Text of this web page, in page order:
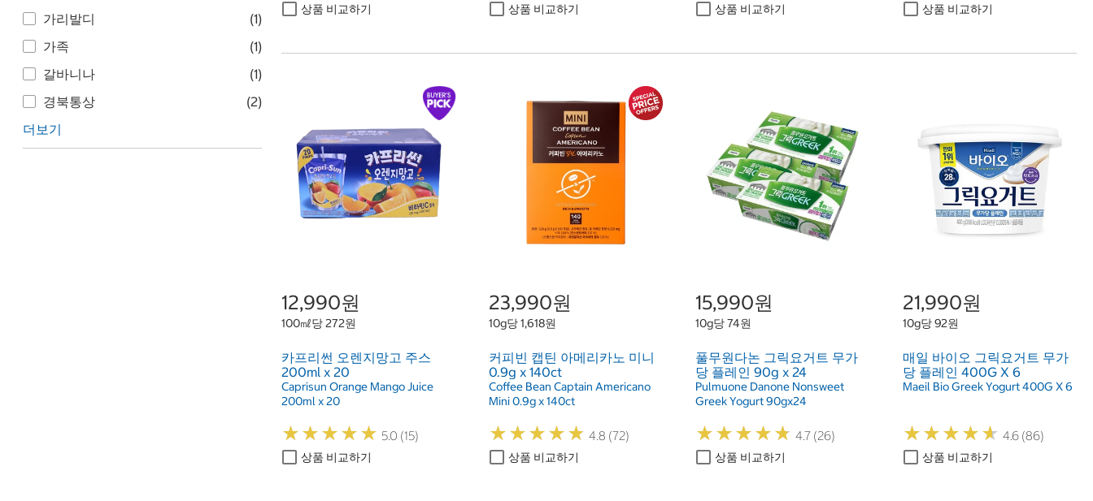
가리발디
(1)
가족
(1)
갈바니나
(1)
경북통상
(2)
더보기
상품 비교하기 상품 비교하기 상품 비교하기 상품 비교하기
12,990원
100㎖당 272원
카프리썬 오렌지망고 주스
200ml x 20
Caprisun Orange Mango Juice
200ml x 20
★★★★★
★★★★★ 5.0 (15)
상품 비교하기
23,990원
10g당 1,618원
커피빈 캡틴 아메리카노 미니
0.9g x 140ct
Coffee Bean Captain Americano
Mini 0.9g x 140ct
★★★★★
★★★★★ 4.8 (72)
상품 비교하기
15,990원
10g당 74원
풀무원다논 그릭요거트 무가
당 플레인 90g x 24
Pulmuone Danone Nonsweet
Greek Yogurt 90gx24
★★★★★
★★★★★ 4.7 (26)
상품 비교하기
21,990원
10g당 92원
매일 바이오 그릭요거트 무가
당 플레인 400G X 6
Maeil Bio Greek Yogurt 400G X 6
★★★★★
★★★★★ 4.6 (86)
상품 비교하기